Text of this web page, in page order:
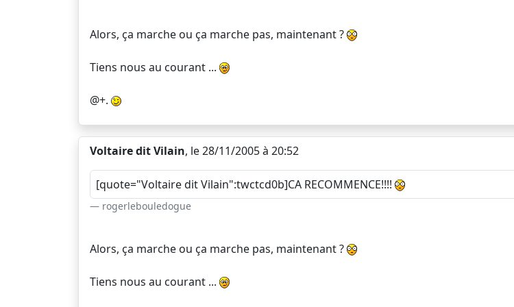
Alors, ça marche ou ça marche pas, maintenant ?
Tiens nous au courant ...
@+.
Voltaire dit Vilain, le 28/11/2005 à 20:52
[quote="Voltaire dit Vilain":twctcd0b]CA RECOMMENCE!!!!
rogerlebouledogue
Alors, ça marche ou ça marche pas, maintenant ?
Tiens nous au courant ...